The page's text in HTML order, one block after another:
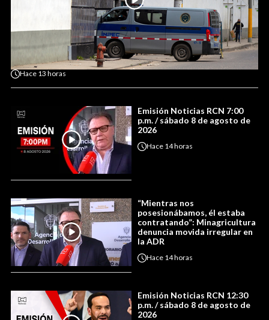
Hace 13 horas
Emisión Noticias RCN 7:00
p.m. / sábado 8 de agosto de
2026
Hace 14 horas
“Mientras nos
posesionábamos, él estaba
contratando”: Minagricultura
denuncia movida irregular en
la ADR
Hace 14 horas
Emisión Noticias RCN 12:30
p.m. / sábado 8 de agosto de
2026